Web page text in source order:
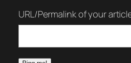
URL/Permalink of your